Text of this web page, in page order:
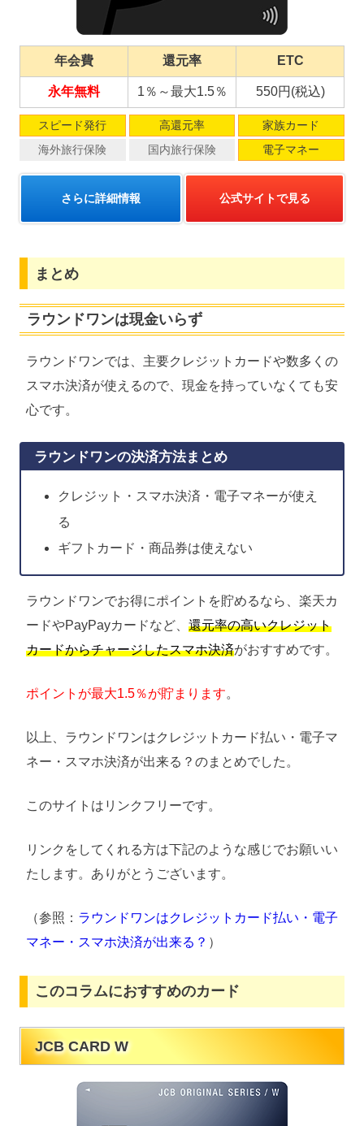
年会費 還元率 ETC
永年無料 1％～最大1.5％ 550円(税込)
スピード発行 高還元率
家族カード
海外旅行保険
国内旅行保険 電子マネー
さらに詳細情報 公式サイトで見る
まとめ
ラウンドワンは現金いらず
ラウンドワンでは、主要クレジットカードや数多くの
スマホ決済が使えるので、現金を持っていなくても安
心です。
ラウンドワンの決済方法まとめ
クレジット・スマホ決済・電子マネーが使え
る
ギフトカード・商品券は使えない
ラウンドワンでお得にポイントを貯めるなら、楽天カ
ードやPayPayカードなど、 還元率の高いクレジット
カードからチャージしたスマホ決済がおすすめです。
ポイントが最大1.5％が貯まります。
以上、ラウンドワンはクレジットカード払い・電子マ
ネー・スマホ決済が出来る？のまとめでした。
このサイトはリンクフリーです。
リンクをしてくれる方は下記のような感じでお願いい
たします。ありがとうございます。
（参照： ラウンドワンはクレジットカード払い・電子
マネー・スマホ決済が出来る？ ）
このコラムにおすすめのカード
JCB CARD W